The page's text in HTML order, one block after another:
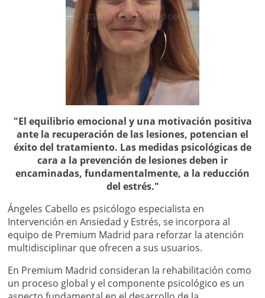
"El equilibrio emocional y una motivación positiva
ante la recuperación de las lesiones, potencian el
éxito del tratamiento. Las medidas psicológicas de
cara a la prevención de lesiones deben ir
encaminadas, fundamentalmente, a la reducción
del estrés."
Ángeles Cabello es psicólogo especialista en
Intervención en Ansiedad y Estrés, se incorpora al
equipo de Premium Madrid para reforzar la atención
multidisciplinar que ofrecen a sus usuarios.
En Premium Madrid consideran la rehabilitación como
un proceso global y el componente psicológico es un